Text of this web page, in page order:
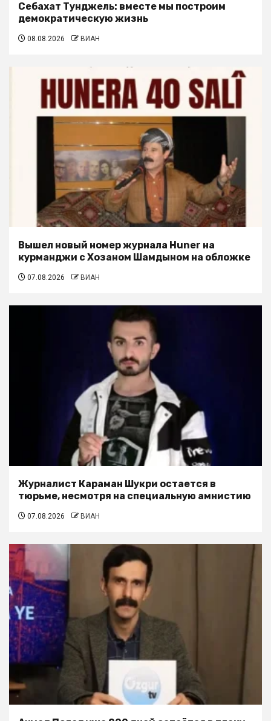
Себахат Тунджель: вместе мы построим
демократическую жизнь
08.08.2026 ВИАН
Вышел новый номер журнала Huner на
курманджи с Хозаном Шамдыном на обложке
07.08.2026 ВИАН
Журналист Караман Шукри остается в
тюрьме, несмотря на специальную амнистию
07.08.2026 ВИАН